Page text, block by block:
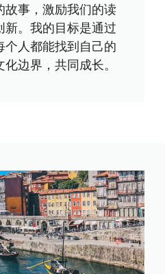
故事，激励我们的读
新。我的目标是通过
个人都能找到自己的
边界，共同成长。